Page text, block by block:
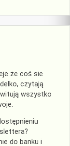
że coś sie
czytają
wszystko
do banku i